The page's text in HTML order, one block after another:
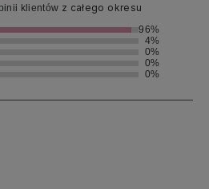
klientów z całego okresu
96%
4%
0%
0%
0%